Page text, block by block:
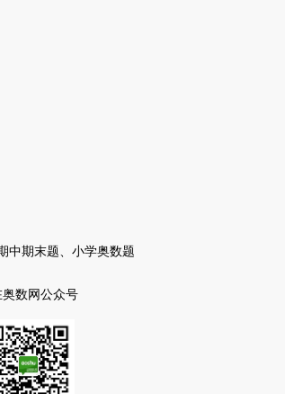
中期末题、小学奥数题
奥数网公众号